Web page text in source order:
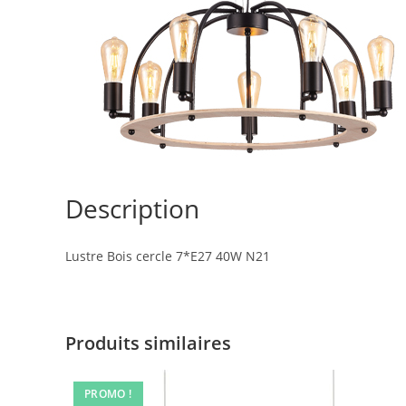
Description
Lustre Bois cercle 7*E27 40W N21
Produits similaires
PROMO !